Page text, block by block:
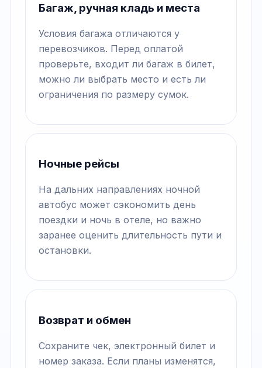
Багаж, ручная кладь и места
Условия багажа отличаются у
перевозчиков. Перед оплатой
проверьте, входит ли багаж в билет,
можно ли выбрать место и есть ли
ограничения по размеру сумок.
Ночные рейсы
На дальних направлениях ночной
автобус может сэкономить день
поездки и ночь в отеле, но важно
заранее оценить длительность пути и
остановки.
Возврат и обмен
Сохраните чек, электронный билет и
номер заказа. Если планы изменятся,